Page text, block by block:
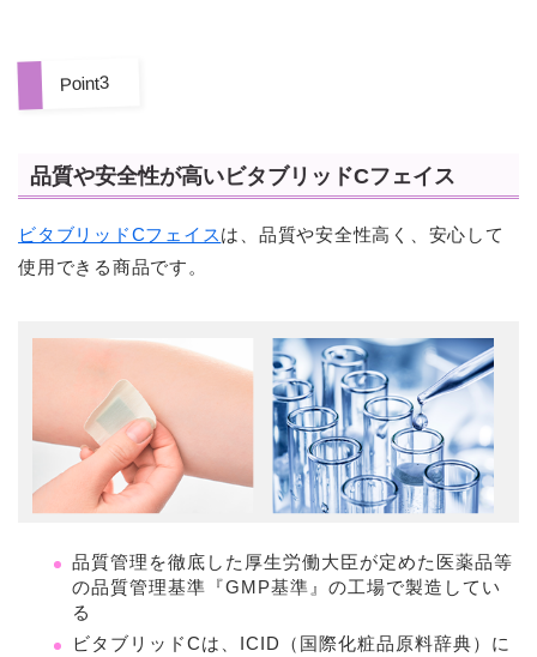
Point3
品質や安全性が高いビタブリッドCフェイス
ビタブリッドCフェイスは、品質や安全性高く、安心して
使用できる商品です。
品質管理を徹底した厚生労働大臣が定めた医薬品等
の品質管理基準 『GMP基準』 の工場で製造してい
る
ビタブリッドCは、ICID（国際化粧品原料辞典）に